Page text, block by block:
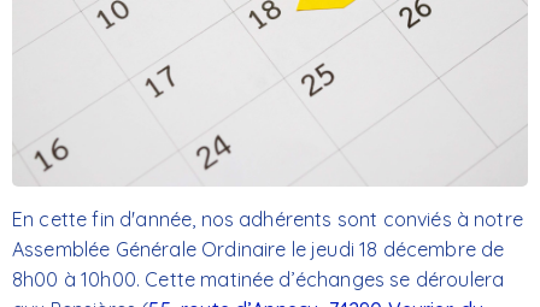
En cette fin d'année, nos adhérents sont conviés à notre
Assemblée Générale Ordinaire le jeudi 18 décembre de
8h00 à 10h00. Cette matinée d’échanges se déroulera